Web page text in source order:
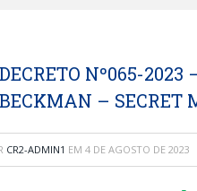
DECRETO Nº065-
BECKMAN – SECRET
CR2-ADMIN1 EM 4 DE AGOSTO DE 2023